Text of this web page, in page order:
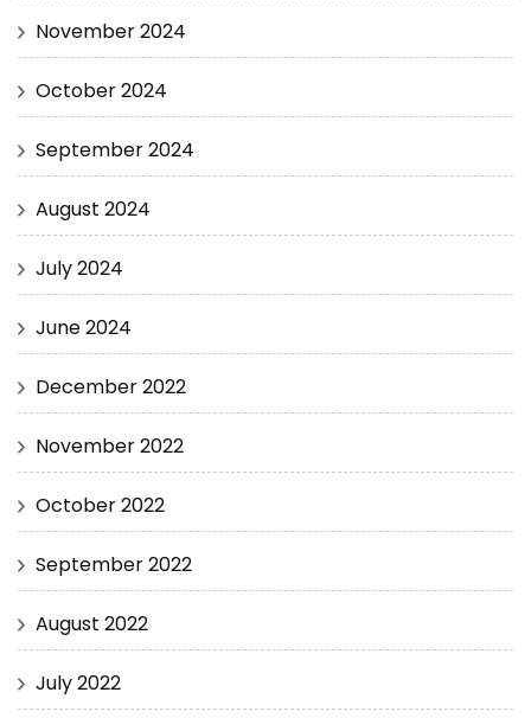
November 2024
October 2024
September 2024
August 2024
July 2024
June 2024
December 2022
November 2022
October 2022
September 2022
August 2022
July 2022